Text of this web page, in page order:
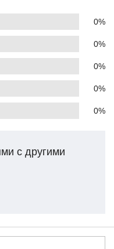
0%
0%
0%
0%
0%
с другими